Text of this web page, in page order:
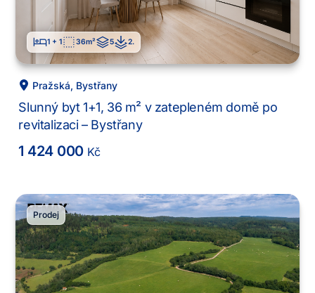
1 + 1 36m² 5 2.
Pražská, Bystřany
Slunný byt 1+1, 36 m² v zatepleném domě po
revitalizaci – Bystřany
1 424 000 Kč
Prodej